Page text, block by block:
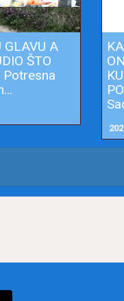
GLAVU A
ŠTO
Potresna